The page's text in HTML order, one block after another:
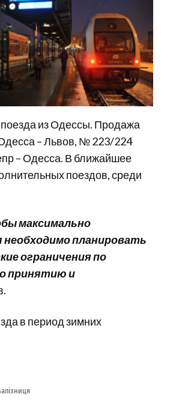
из Одессы. Продажа
– Львов, № 223/224
– Одесса. В ближайшее
поездов, среди
максимально
планировать
ограничения по
принятию и
в период зимних